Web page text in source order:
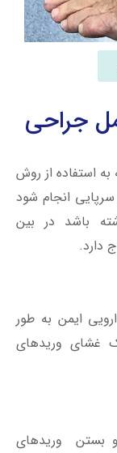
جراحی
به استفاده از روش
انجام شود
باشد در بین
دارد.
ایمن به طور
غشای وریدهای
بستن وریدهای